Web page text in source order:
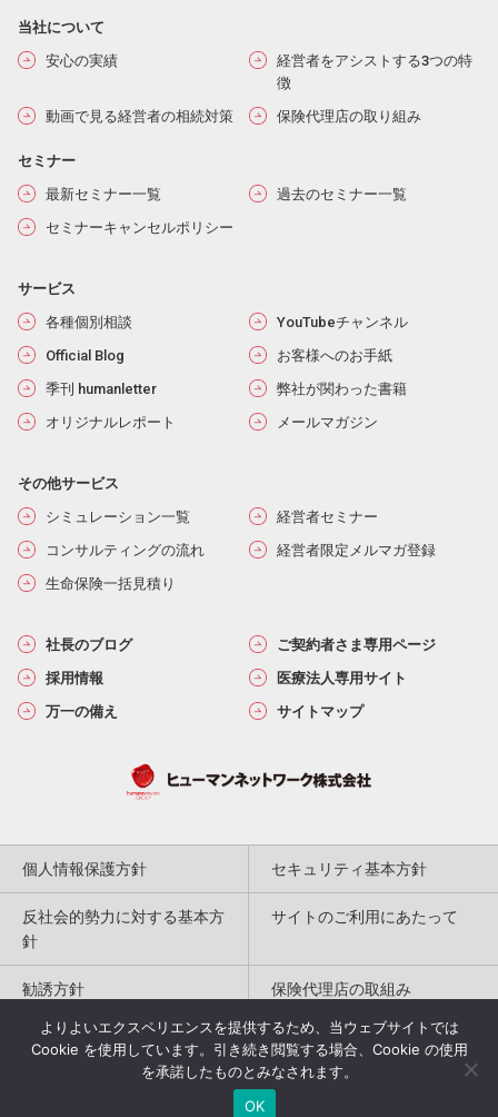
当社について
安心の実績
経営者をアシストする3つの特
徴
動画で見る経営者の相続対策
保険代理店の取り組み
セミナー
最新セミナー一覧
過去のセミナー一覧
セミナーキャンセルポリシー
サービス
各種個別相談
YouTubeチャンネル
Official Blog
お客様へのお手紙
季刊 humanletter
弊社が関わった書籍
オリジナルレポート
メールマガジン
その他サービス
シミュレーション一覧
経営者セミナー
コンサルティングの流れ
経営者限定メルマガ登録
生命保険一括見積り
社長のブログ
ご契約者さま専用ページ
採用情報
医療法人専用サイト
万一の備え
サイトマップ
個人情報保護方針 セキュリティ基本方針
反社会的勢力に対する基本方
針
サイトのご利用にあたって
勧誘方針 保険代理店の取組み
特定商取引法に基づく表記
Copyright(c) 2004-2026
よりよいエクスペリエンスを提供するため、当ウェブサイトでは
Cookie を使用しています。引き続き閲覧する場合、Cookie の使用
を承諾したものとみなされます。
OK